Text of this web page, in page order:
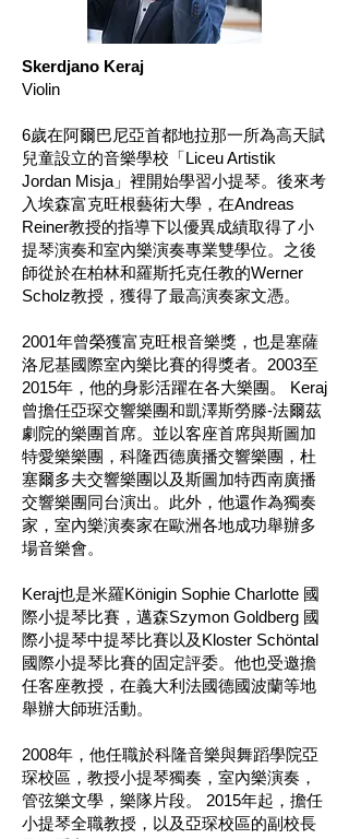
Skerdjano Keraj
Violin
6歲在阿爾巴尼亞首都地拉那一所為高天賦
兒童設立的音樂學校「Liceu Artistik
Jordan Misja」裡開始學習小提琴。後來考
入埃森富克旺根藝術大學，在Andreas
Reiner教授的指導下以優異成績取得了小
提琴演奏和室內樂演奏專業雙學位。之後
師從於在柏林和羅斯托克任教的Werner
Scholz教授，獲得了最高演奏家文憑。
2001年曾榮獲富克旺根音樂獎，也是塞薩
洛尼基國際室內樂比賽的得獎者。2003至
2015年，他的身影活躍在各大樂團。 Keraj
曾擔任亞琛交響樂團和凱澤斯勞滕-法爾茲
劇院的樂團首席。並以客座首席與斯圖加
特愛樂樂團，科隆西德廣播交響樂團，杜
塞爾多夫交響樂團以及斯圖加特西南廣播
交響樂團同台演出。此外，他還作為獨奏
家，室內樂演奏家在歐洲各地成功舉辦多
場音樂會。
Keraj也是米羅Königin Sophie Charlotte 國
際小提琴比賽，邁森Szymon Goldberg 國
際小提琴中提琴比賽以及Kloster Schöntal
國際小提琴比賽的固定評委。他也受邀擔
任客座教授，在義大利法國德國波蘭等地
舉辦大師班活動。
2008年，他任職於科隆音樂與舞蹈學院亞
琛校區，教授小提琴獨奏，室內樂演奏，
管弦樂文學，樂隊片段。 2015年起，擔任
小提琴全職教授，以及亞琛校區的副校長